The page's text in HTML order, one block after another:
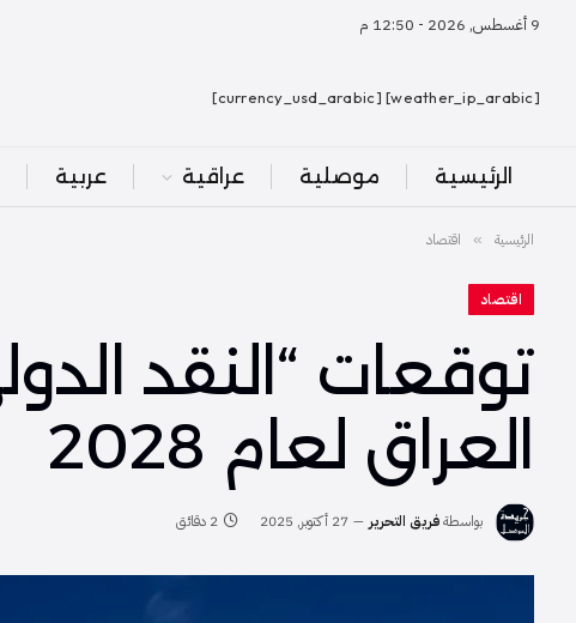
9 أغسطس, 2026 - 12:50 م
[weather_ip_arabic] [currency_usd_arabic]
الرئيسية موصلية عراقية عربية
الرئيسية » اقتصاد
اقتصاد
توقعات “النقد
العراق لعام 2028
بواسطةفريق التحرير 27 أكتوبر, 2025 2 دقائق